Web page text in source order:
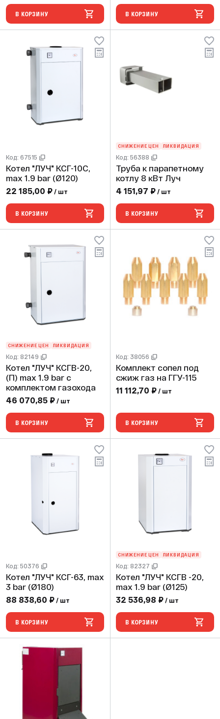
В КОРЗИНУ В КОРЗИНУ
Код: 67515
Котел "ЛУЧ" КСГ-10С,
max 1.9 bar (Ø120)
22 185,00 ₽ / шт
В КОРЗИНУ
СНИЖЕНИЕ ЦЕН ЛИКВИДАЦИЯ
Код: 56388
Труба к парапетному
котлу 8 кВт Луч
4 151,97 ₽ / шт
В КОРЗИНУ
СНИЖЕНИЕ ЦЕН ЛИКВИДАЦИЯ
Код: 82149
Котел "ЛУЧ" КСГВ-20,
(П) max 1.9 bar с
комплектом газохода
46 070,85 ₽ / шт
В КОРЗИНУ
Код: 38056
Комплект сопел под
сжиж газ на ГГУ-115
11 112,70 ₽ / шт
В КОРЗИНУ
Код: 50376
Котел "ЛУЧ" КСГ-63, max
3 bar (Ø180)
88 838,60 ₽ / шт
В КОРЗИНУ
СНИЖЕНИЕ ЦЕН ЛИКВИДАЦИЯ
Код: 82327
Котел "ЛУЧ" КСГВ -20,
max 1.9 bar (Ø125)
32 536,98 ₽ / шт
В КОРЗИНУ